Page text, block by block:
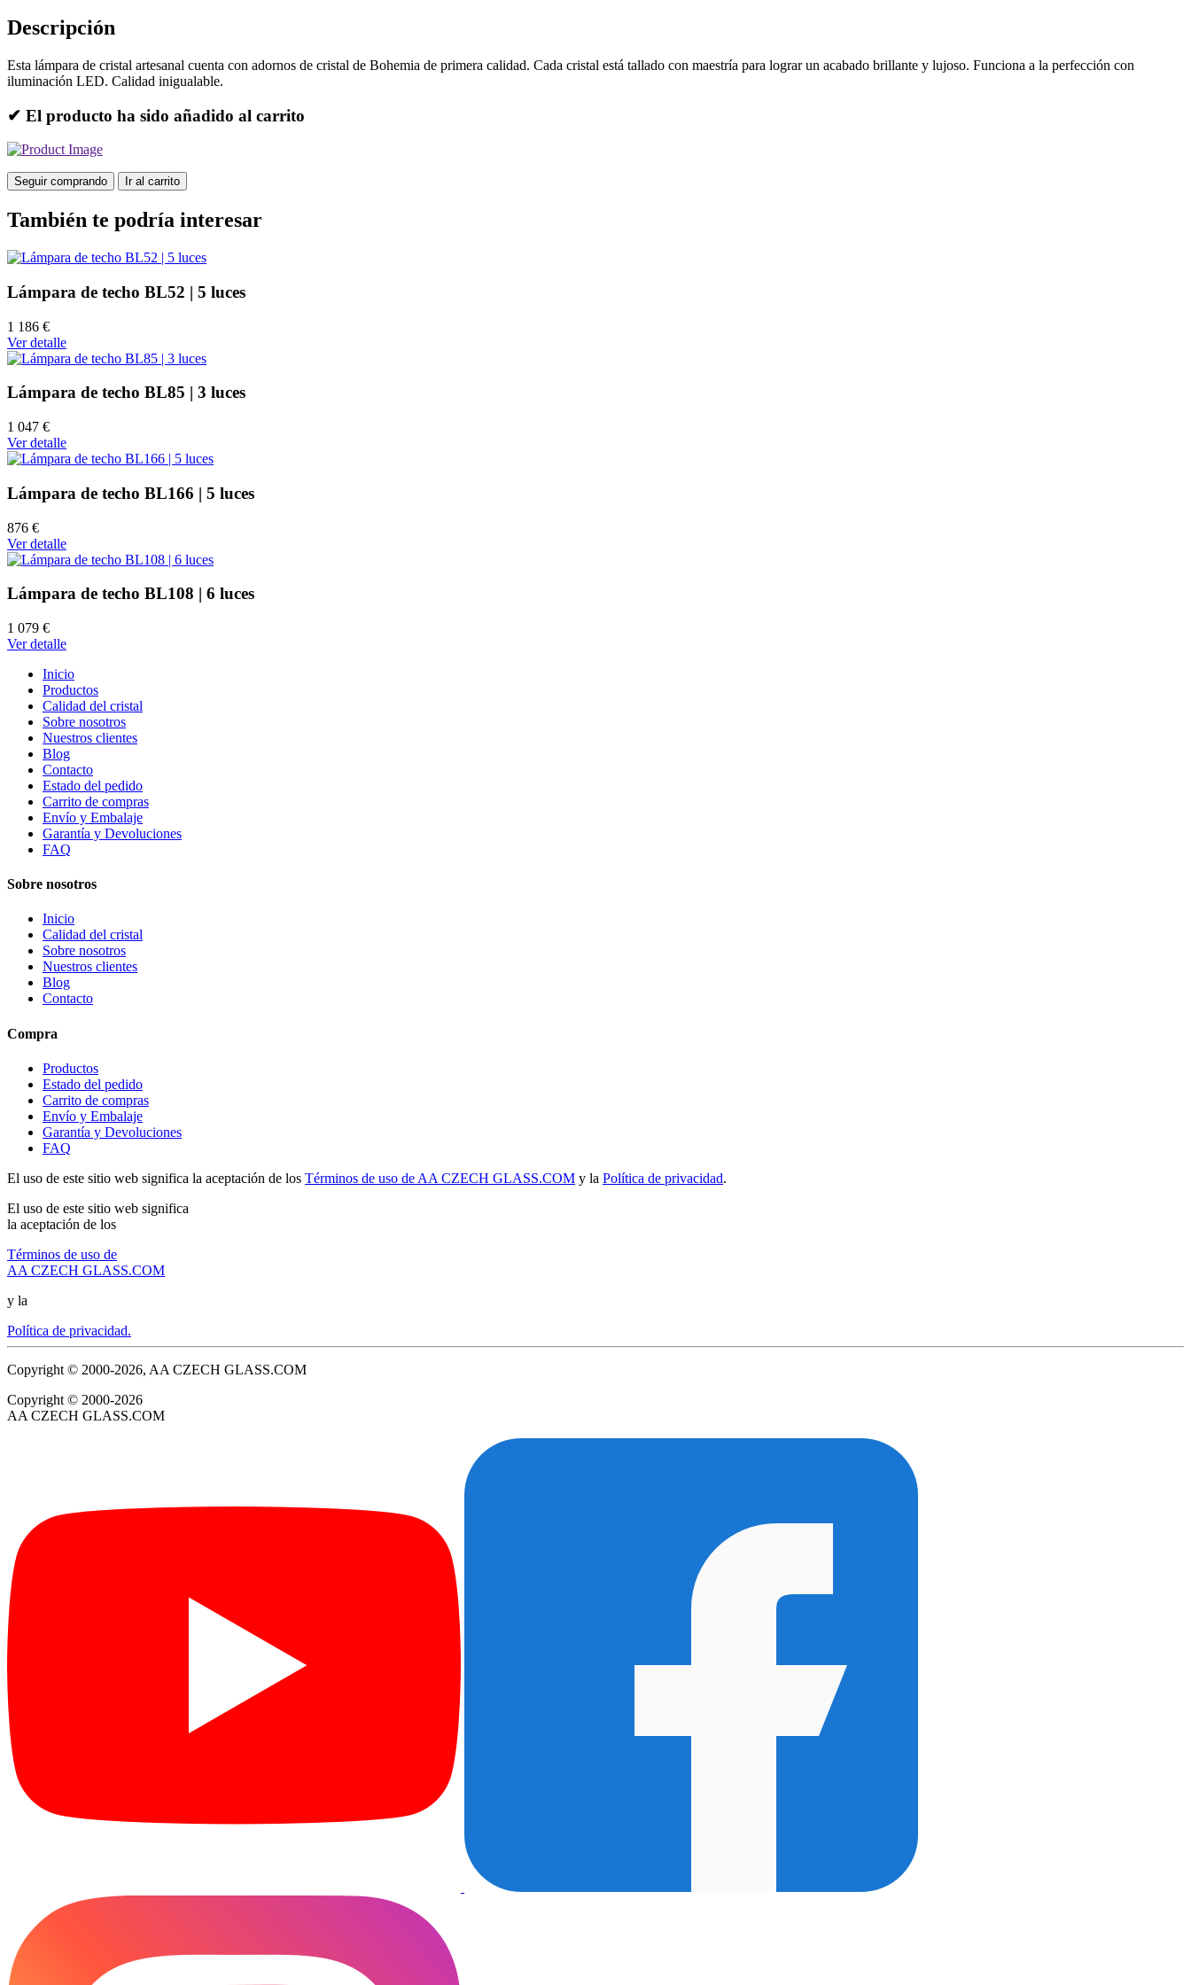
Descripción
Esta lámpara de cristal artesanal cuenta con adornos de cristal de Bohemia de primera calidad. Cada cristal está tallado con maestría para lograr un acabado brillante y lujoso. Funciona a la perfección con
iluminación LED. Calidad inigualable.
✔ El producto ha sido añadido al carrito
Seguir comprando Ir al carrito
También te podría interesar
Lámpara de techo BL52 | 5 luces
1 186 €
Ver detalle
Lámpara de techo BL85 | 3 luces
1 047 €
Ver detalle
Lámpara de techo BL166 | 5 luces
876 €
Ver detalle
Lámpara de techo BL108 | 6 luces
1 079 €
Ver detalle
Inicio
Productos
Calidad del cristal
Sobre nosotros
Nuestros clientes
Blog
Contacto
Estado del pedido
Carrito de compras
Envío y Embalaje
Garantía y Devoluciones
FAQ
Sobre nosotros
Inicio
Calidad del cristal
Sobre nosotros
Nuestros clientes
Blog
Contacto
Compra
Productos
Estado del pedido
Carrito de compras
Envío y Embalaje
Garantía y Devoluciones
FAQ
El uso de este sitio web significa la aceptación de los Términos de uso de AA CZECH GLASS.COM y la Política de privacidad.
El uso de este sitio web significa
la aceptación de los
Términos de uso de
AA CZECH GLASS.COM
y la
Política de privacidad.
Copyright © 2000-2026, AA CZECH GLASS.COM
Copyright © 2000-2026
AA CZECH GLASS.COM